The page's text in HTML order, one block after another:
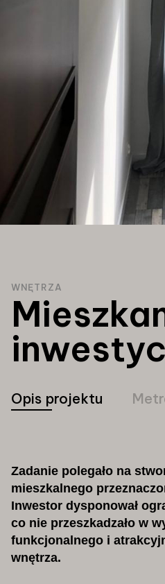
WNĘTRZA
Opis projektu
Zadanie polegało na
mieszkalnego
Inwestor dysponował
co nie przeszkadzało w
funkcjonalnego i
wnętrza.